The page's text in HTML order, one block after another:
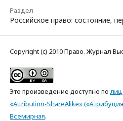
Раздел
Российское право: состояние,
Copyright (c) 2010 Право. Журнал
Это произведение доступно по
«Attribution-ShareAlike»
Всемирная.